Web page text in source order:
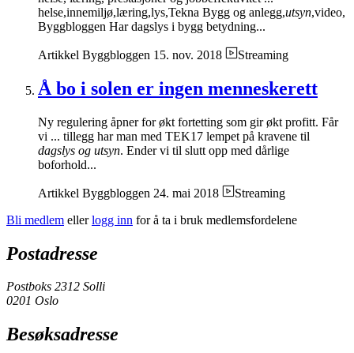
helse,innemiljø,læring,lys,Tekna Bygg og anlegg,utsyn,video,
Byggbloggen Har dagslys i bygg betydning...
Artikkel Byggbloggen 15. nov. 2018 Streaming
Å bo i solen er ingen menneskerett
Ny regulering åpner for økt fortetting som gir økt profitt. Får
vi ... tillegg har man med TEK17 lempet på kravene til
dagslys og utsyn. Ender vi til slutt opp med dårlige
boforhold...
Artikkel Byggbloggen 24. mai 2018
Streaming
Bli medlem ellerlogg inn for å ta i bruk medlemsfordelene
Postadresse
Postboks 2312 Solli
0201 Oslo
Besøksadresse